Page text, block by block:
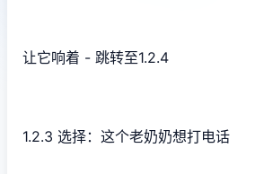
让它响着 - 跳转至1.2.4
1.2.3 选择：这个老奶奶想打电话